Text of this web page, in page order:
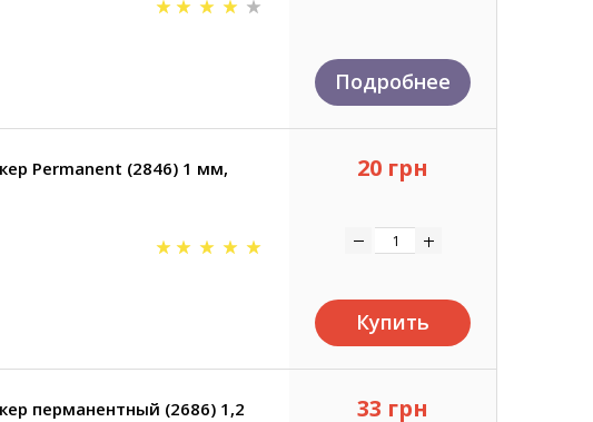
Подробнее
Permanent (2846) 1 мм,
20 грн
Купить
перманентный (2686) 1,2
33 грн